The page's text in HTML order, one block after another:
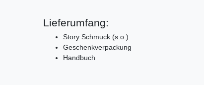
Lieferumfang:
Story Schmuck (s.o.)
Geschenkverpackung
Handbuch